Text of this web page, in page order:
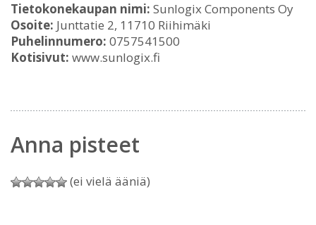
Tietokonekaupan nimi: Sunlogix Components Oy
Osoite: Junttatie 2, 11710 Riihimäki
Puhelinnumero: 0757541500
Kotisivut: www.sunlogix.fi
Anna pisteet
(ei vielä ääniä)